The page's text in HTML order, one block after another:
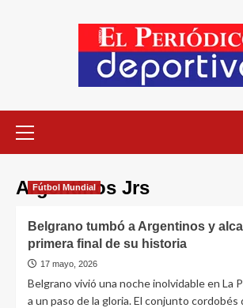
Argentinos Jrs
Fútbol Mundial
Belgrano tumbó a Argentinos y
primera final de su historia
17 mayo, 2026
Belgrano vivió una noche inolvidable en La
a un paso de la gloria. El conjunto cordobés